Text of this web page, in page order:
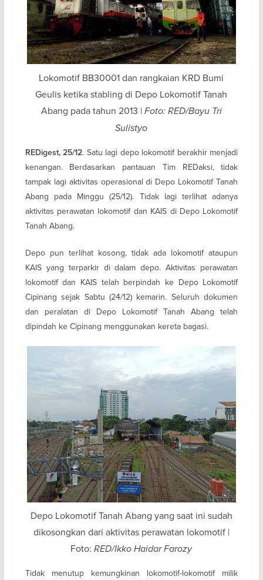
Lokomotif BB30001 dan rangkaian KRD Bumi
Geulis ketika stabling di Depo Lokomotif Tanah
Abang pada tahun 2013 | Foto: RED/Bayu Tri
Sulistyo
REDigest, 25/12. Satu lagi depo lokomotif berakhir menjadi
kenangan. Berdasarkan pantauan Tim REDaksi, tidak
tampak lagi aktivitas operasional di Depo Lokomotif Tanah
Abang pada Minggu (25/12). Tidak lagi terlihat adanya
aktivitas perawatan lokomotif dan KAIS di Depo Lokomotif
Tanah Abang.
Depo pun terlihat kosong, tidak ada lokomotif ataupun
KAIS yang terparkir di dalam depo. Aktivitas perawatan
lokomotif dan KAIS telah berpindah ke Depo Lokomotif
Cipinang sejak Sabtu (24/12) kemarin. Seluruh dokumen
dan peralatan di Depo Lokomotif Tanah Abang telah
dipindah ke Cipinang menggunakan kereta bagasi.
Depo Lokomotif Tanah Abang yang saat ini sudah
dikosongkan dari aktivitas perawatan lokomotif |
Foto:RED/Ikko Haidar Farozy
Tidak menutup kemungkinan lokomotif-lokomotif milik